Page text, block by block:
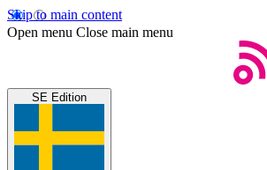
Skip to main content
Open menu Close main menu
SE Edition